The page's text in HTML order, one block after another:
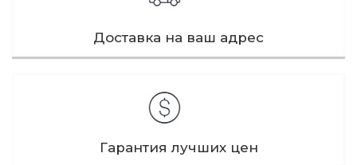
Доставка на ваш адрес
Гарантия лучших цен